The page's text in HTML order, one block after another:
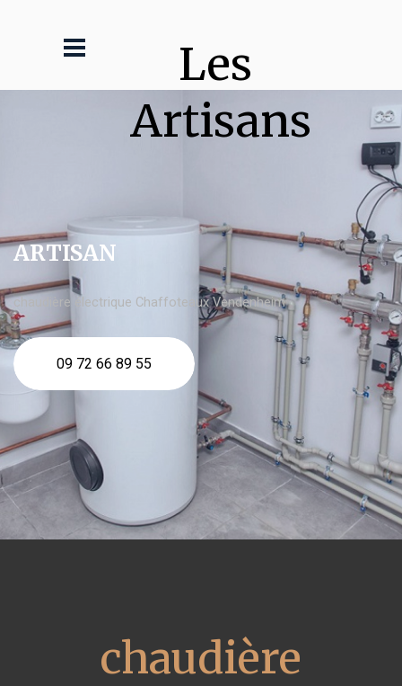
Les
Artisans
ARTISAN
chaudière électrique Chaffoteaux Vendenheim
09 72 66 89 55
chaudière